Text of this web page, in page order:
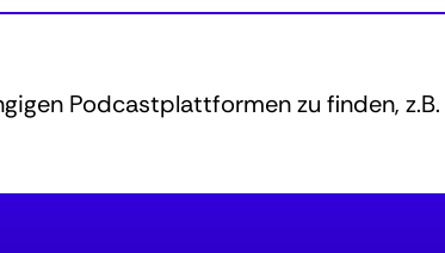
Podcastplattformen zu finden, z.B.